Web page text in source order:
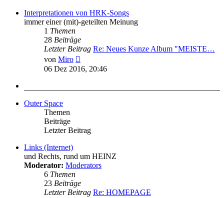
Interpretationen von HRK-Songs
immer einer (mit)-geteilten Meinung
1 Themen
28 Beiträge
Letzter Beitrag Re: Neues Kunze Album "MEISTE…
von Miro
Beitrag
06 Dez 2016, 20:46
Outer Space
Themen
Beiträge
Letzter Beitrag
Links (Internet)
und Rechts, rund um HEINZ
Moderator: Moderators
6 Themen
23 Beiträge
Letzter Beitrag Re: HOMEPAGE